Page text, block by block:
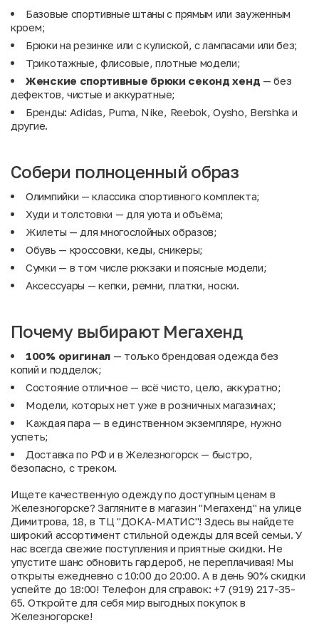
Базовые спортивные штаны с прямым или зауженным
кроем;
Брюки на резинке или с кулиской, с лампасами или без;
Трикотажные, флисовые, плотные модели;
Женские спортивные брюки секонд хенд — без
дефектов, чистые и аккуратные;
Бренды: Adidas, Puma, Nike, Reebok, Oysho, Bershka и
другие.
Собери полноценный образ
Олимпийки — классика спортивного комплекта;
Худи и толстовки — для уюта и объёма;
Жилеты — для многослойных образов;
Обувь — кроссовки, кеды, сникеры;
Сумки — в том числе рюкзаки и поясные модели;
Аксессуары — кепки, ремни, платки, носки.
Почему выбирают Мегахенд
100% оригинал — только брендовая одежда без
копий и подделок;
Состояние отличное — всё чисто, цело, аккуратно;
Модели, которых нет уже в розничных магазинах;
Каждая пара — в единственном экземпляре, нужно
успеть;
Доставка по РФ и в Железногорск — быстро,
безопасно, с треком.
Ищете качественную одежду по доступным ценам в
Железногорске? Загляните в магазин "Мегахенд" на улице
Димитрова, 18, в ТЦ "ДОКА-МАТИС"! Здесь вы найдете
широкий ассортимент стильной одежды для всей семьи. У
нас всегда свежие поступления и приятные скидки. Не
упустите шанс обновить гардероб, не переплачивая! Мы
открыты ежедневно с 10:00 до 20:00. А в день 90% скидки
успейте до 18:00! Телефон для справок: +7 (919) 217-35-
65. Откройте для себя мир выгодных покупок в
Железногорске!